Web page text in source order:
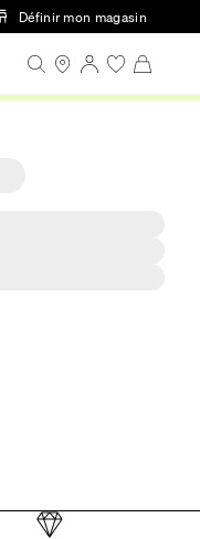
Définir mon magasin